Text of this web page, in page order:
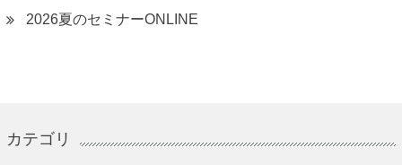
2026夏のセミナーONLINE
カテゴリ